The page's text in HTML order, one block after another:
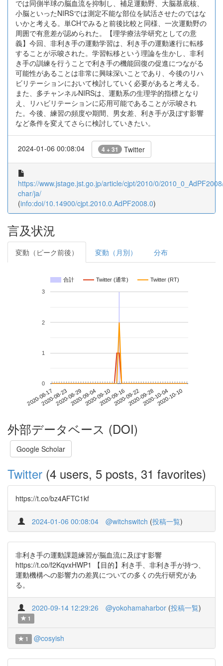
では同側半球の脳血流を抑制し、補足運動野、大脳基底核、
小脳といったNIRSでは測定不能な部位を賦活させたのではな
いかと考える。単CHでみると前後比較と同様、一次運動野の
周囲で有意差が認められた。【理学療法学研究としての意
義】今回、非利き手の運動学習は、利き手の運動遂行に転移
することが示唆された。学習転移という理論を生かし、非利
き手の訓練を行うことで利き手の機能回復の促進につながる
可能性があることは非常に興味深いことであり、今後のリハ
ビリテーションにおいて検討していく必要があると考える。
また、多チャンネルNIRSは、運動系の生理学的指標となり
え、リハビリテーションに応用可能であることが示唆され
た。今後、練習の頻度や期間、男女差、利き手が及ぼす影響
など条件を変えてさらに検討していきたい。
2024-01-06 00:08:04 4 + 31 Twitter
https://www.jstage.jst.go.jp/article/cjpt/2010/0/
char/ja/
(info:doi/10.14900/cjpt.2010.0.AdPF2008.0)
言及状況
変動（ピーク前後） 変動（月別） 分布
合計 Twitter (通常) Twitter (RT)
2020-08-172020-08-232020-08-292020-09-042020-09-102020-09-162020-09-222020-09-282020-10-042020-10-10
0
1
2
3
外部データベース (DOI)
Google Scholar
Twitter (4 users, 5 posts, 31 favorites)
https://t.co/bz4AFTC1kf
2024-01-06 00:08:04 @witchswitch (投稿一覧)
非利き手の運動課題練習が脳血流に及ぼす影響
https://t.co/f2KqvxHWP1 【目的】利き手、非利き手が持つ、
運動機構への影響力の差異についての多くの先行研究があ
る。
2020-09-14 12:29:26 @yokohamaharbor (投稿一覧)
1
1 @cosyish